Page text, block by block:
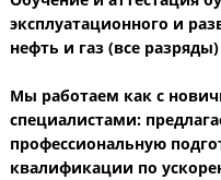
эксплуатационного и
нефть и газ (все разряды)
Мы работаем как с
специалистами:
профессиональную
квалификации по